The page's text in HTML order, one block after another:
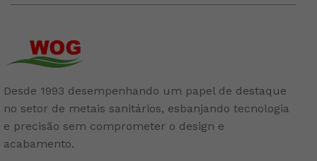
Desde 1993 desempenhando um papel de destaque
no setor de metais sanitários, esbanjando tecnologia
e precisão sem comprometer o design e
acabamento.